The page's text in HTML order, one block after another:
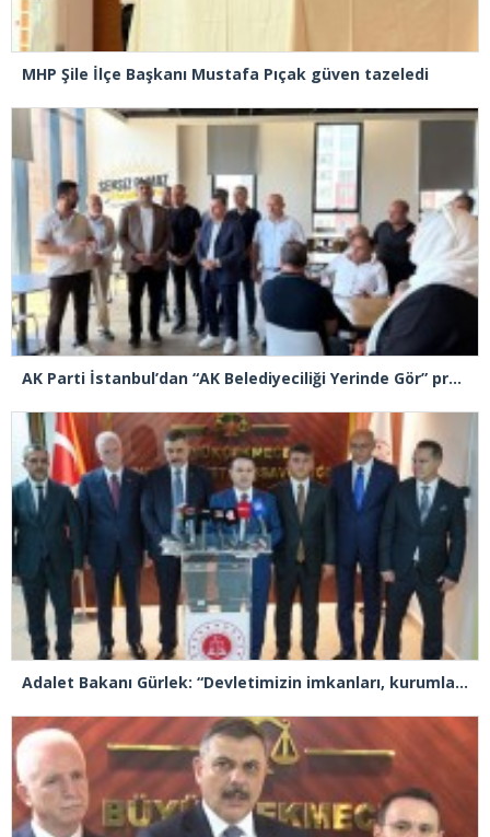
MHP Şile İlçe Başkanı Mustafa Pıçak güven tazeledi
AK Parti İstanbul’dan “AK Belediyeciliği Yerinde Gör” programı
Adalet Bakanı Gürlek: “Devletimizin imkanları, kurumlarımızın tecrübesi ve hukukun kudreti her türlü suç yapılanmasından üstündür”